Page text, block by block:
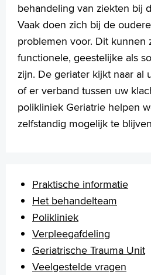
behandeling van ziekten bij
Vaak doen zich bij de
problemen voor. Dit kunnen
functionele, geestelijke als
zijn. De geriater kijkt naar al
of er verband tussen uw
polikliniek Geriatrie helpen
zelfstandig mogelijk te
Praktische informatie
Het behandelteam
Polikliniek
Verpleegafdeling
Geriatrische Trauma Unit
Veelgestelde vragen